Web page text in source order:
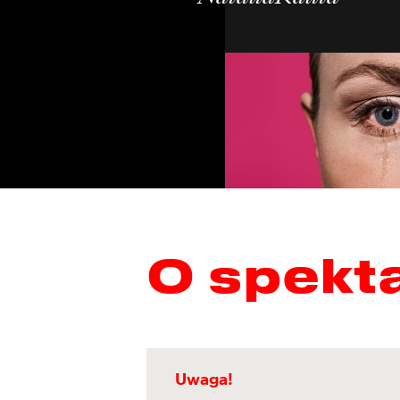
O
Uwaga!